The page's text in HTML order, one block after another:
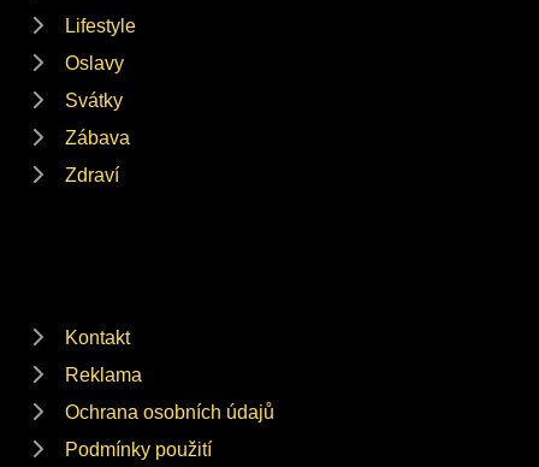
Lifestyle
Oslavy
Svátky
Zábava
Zdraví
Kontakt
Reklama
Ochrana osobních údajů
Podmínky použití